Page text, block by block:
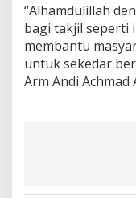
“Alhamdulillah
bagi takjil seperti
membantu
untuk sekedar
Arm Andi Achmad